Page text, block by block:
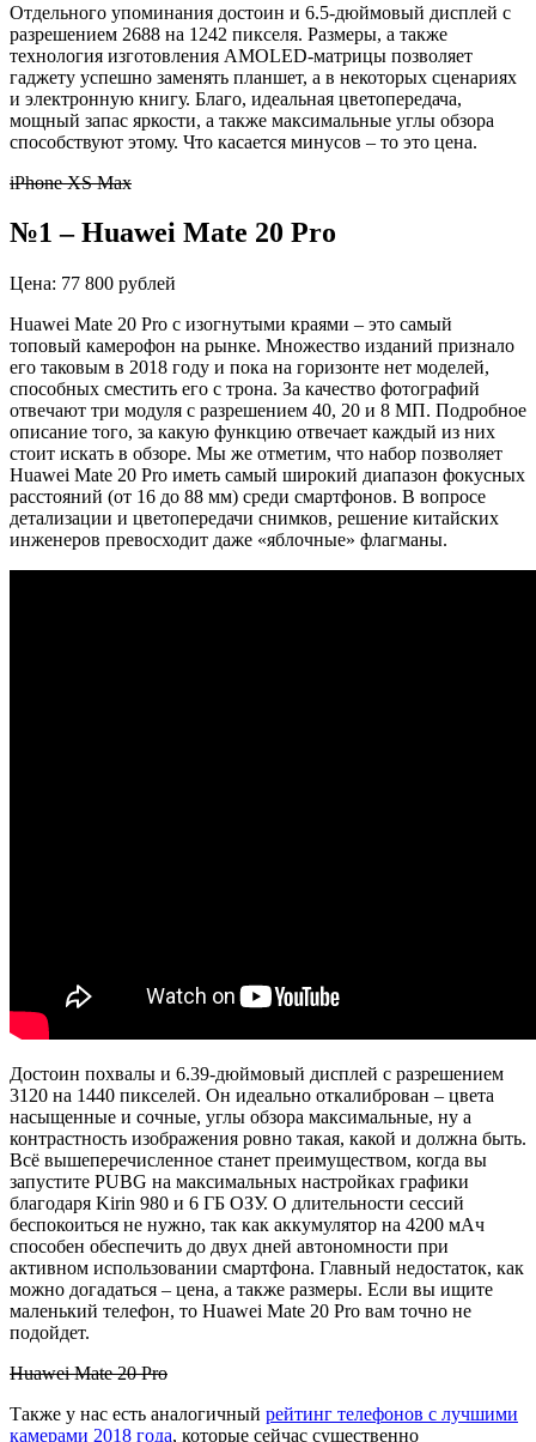
Отдельного упоминания достоин и 6.5-дюймовый дисплей с
разрешением 2688 на 1242 пикселя. Размеры, а также
технология изготовления AMOLED-матрицы позволяет
гаджету успешно заменять планшет, а в некоторых сценариях
и электронную книгу. Благо, идеальная цветопередача,
мощный запас яркости, а также максимальные углы обзора
способствуют этому. Что касается минусов – то это цена.
iPhone XS Max
№1 – Huawei Mate 20 Pro
Цена: 77 800 рублей
Huawei Mate 20 Pro с изогнутыми краями – это самый
топовый камерофон на рынке. Множество изданий признало
его таковым в 2018 году и пока на горизонте нет моделей,
способных сместить его с трона. За качество фотографий
отвечают три модуля с разрешением 40, 20 и 8 МП. Подробное
описание того, за какую функцию отвечает каждый из них
стоит искать в обзоре. Мы же отметим, что набор позволяет
Huawei Mate 20 Pro иметь самый широкий диапазон фокусных
расстояний (от 16 до 88 мм) среди смартфонов. В вопросе
детализации и цветопередачи снимков, решение китайских
инженеров превосходит даже «яблочные» флагманы.
Достоин похвалы и 6.39-дюймовый дисплей с разрешением
3120 на 1440 пикселей. Он идеально откалиброван – цвета
насыщенные и сочные, углы обзора максимальные, ну а
контрастность изображения ровно такая, какой и должна быть.
Всё вышеперечисленное станет преимуществом, когда вы
запустите PUBG на максимальных настройках графики
благодаря Kirin 980 и 6 ГБ ОЗУ. О длительности сессий
беспокоиться не нужно, так как аккумулятор на 4200 мАч
способен обеспечить до двух дней автономности при
активном использовании смартфона. Главный недостаток, как
можно догадаться – цена, а также размеры. Если вы ищите
маленький телефон, то Huawei Mate 20 Pro вам точно не
подойдет.
Huawei Mate 20 Pro
Также у нас есть аналогичный рейтинг телефонов с лучшими
камерами 2018 года, которые сейчас существенно